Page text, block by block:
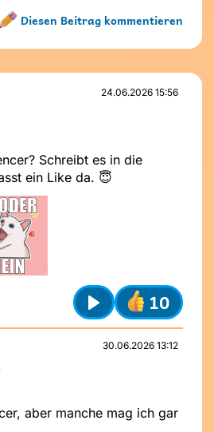
Diesen Beitrag kommentieren
nicht vergeben
Name und Avatar ändern
dem Absenden folgende
freundlich und
für alle verständlich?
dass andere das über
24.06.2026 15:56
Schreibt es in die
ein Like da. 😇
Play
10
30.06.2026 13:12
aber manche mag ich gar